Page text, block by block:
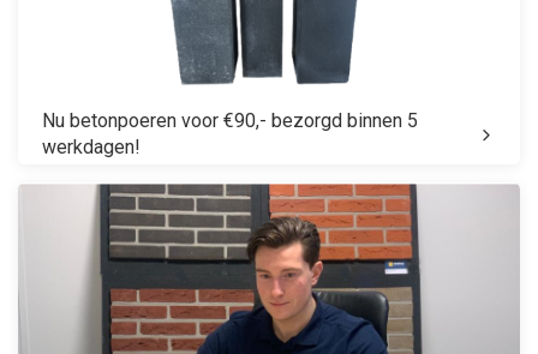
Nu betonpoeren voor €90,- bezorgd binnen 5
werkdagen!